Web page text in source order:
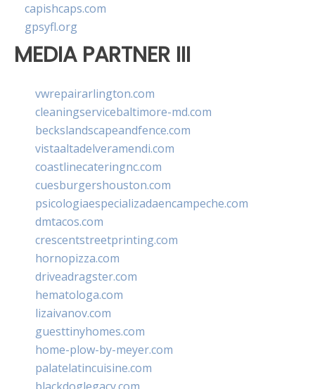
capishcaps.com
gpsyfl.org
MEDIA PARTNER III
vwrepairarlington.com
cleaningservicebaltimore-md.com
beckslandscapeandfence.com
vistaaltadelveramendi.com
coastlinecateringnc.com
cuesburgershouston.com
psicologiaespecializadaencampeche.com
dmtacos.com
crescentstreetprinting.com
hornopizza.com
driveadragster.com
hematologa.com
lizaivanov.com
guesttinyhomes.com
home-plow-by-meyer.com
palatelatincuisine.com